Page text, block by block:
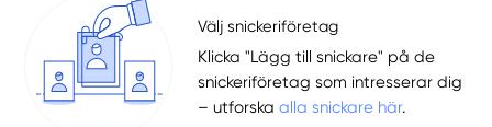
Välj snickeriföretag
Klicka "Lägg till snickare" på de
snickeriföretag som intresserar dig
– utforskaalla snickare här.